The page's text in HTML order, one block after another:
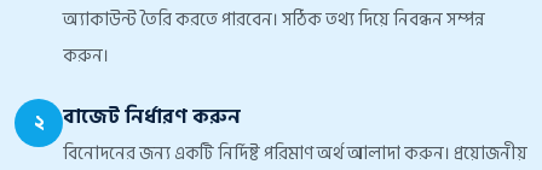
অ্যাকাউন্ট তৈরি করতে পারবেন। সঠিক তথ্য দিয়ে নিবন্ধন সম্পন্ন
করুন।
২ বাজেট নির্ধারণ করুন
বিনোদনের জন্য একটি নির্দিষ্ট পরিমাণ অর্থ আলাদা করুন। প্রয়োজনীয়